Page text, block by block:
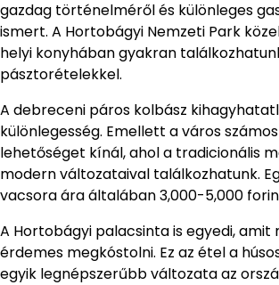
gazdag történelméről és különleges
ismert. A Hortobágyi Nemzeti Park
helyi konyhában gyakran
pásztorételekkel.
A debreceni páros kolbász
különlegesség. Emellett a város
lehetőséget kínál, ahol a tradicionális
modern változataival találkozhatunk.
vacsora ára általában 3,000-5,000
A Hortobágyi palacsinta is egyedi, amit
érdemes megkóstolni. Ez az étel a
egyik legnépszerűbb változata az